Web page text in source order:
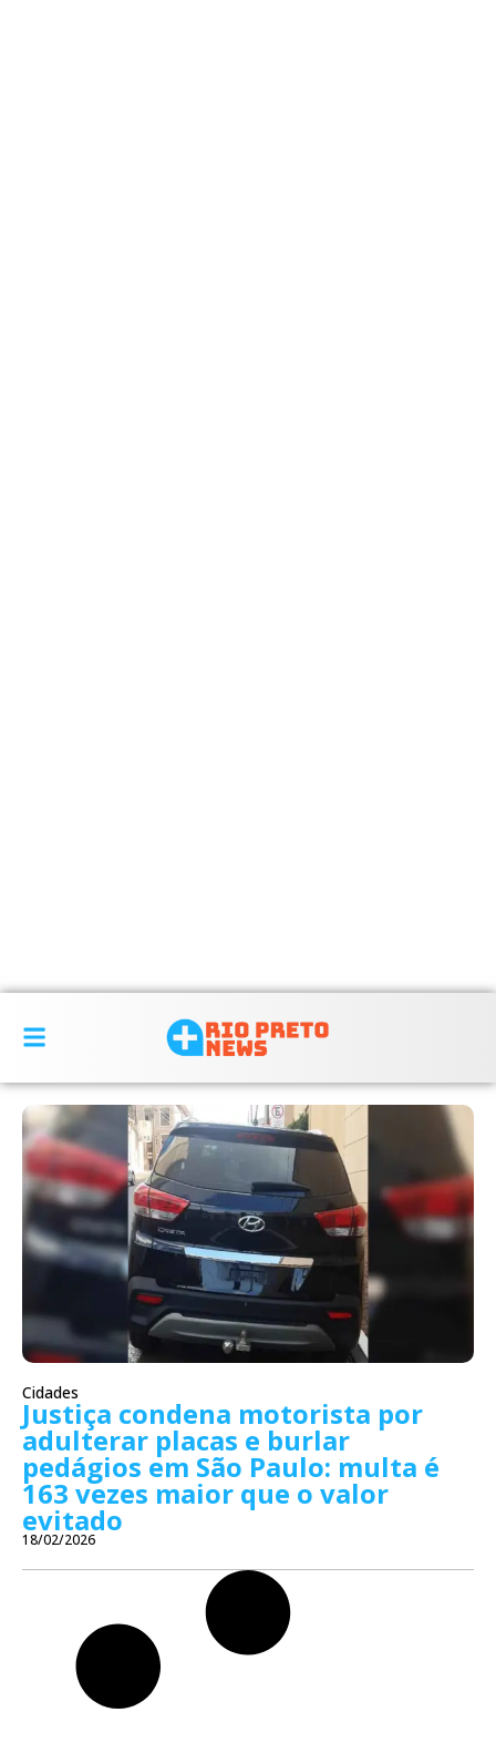
Cidades
Justiça condena motorista por
adulterar placas e burlar
pedágios em São Paulo: multa é
163 vezes maior que o valor
evitado
18/02/2026